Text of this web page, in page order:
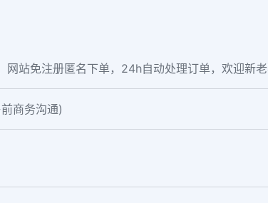
站免注册匿名下单，24h自动处理订单，欢迎新老
商务沟通)